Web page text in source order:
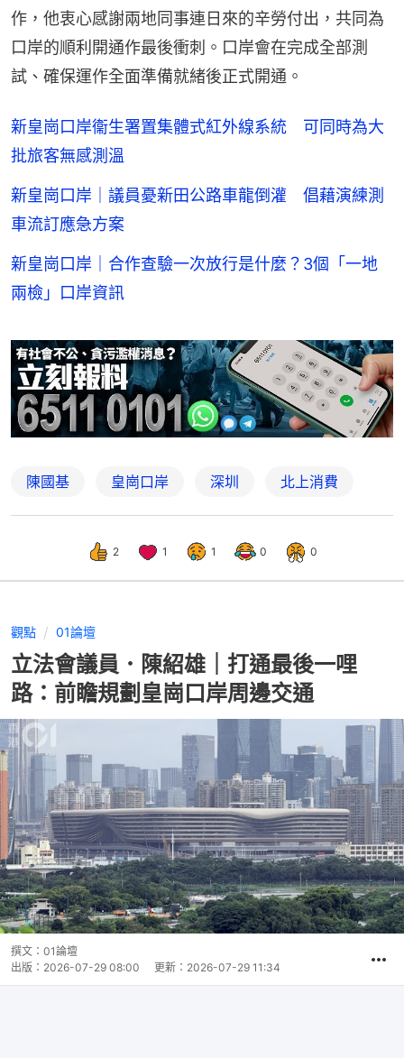
作，他衷心感謝兩地同事連日來的辛勞付出，共同為
口岸的順利開通作最後衝刺。口岸會在完成全部測
試、確保運作全面準備就緒後正式開通。
新皇崗口岸衞生署置集體式紅外線系統 可同時為大
批旅客無感測溫
新皇崗口岸｜議員憂新田公路車龍倒灌 倡藉演練測
車流訂應急方案
新皇崗口岸｜合作查驗一次放行是什麼？3個「一地
兩檢」口岸資訊
陳國基 皇崗口岸 深圳 北上消費
2 1 1 0 0
觀點 01論壇
立法會議員．陳紹雄｜打通最後一哩
路：前瞻規劃皇崗口岸周邊交通
撰文： 01論壇
出版： 2026-07-29 08:00 更新： 2026-07-29 11:34